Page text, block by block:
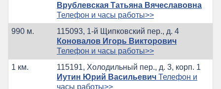
Врублевская Татьяна Вячеславовна
Телефон и часы работы>>
990 м.
115093, 1-й Щипковский пер., д. 4
Коновалов Игорь Викторович
Телефон и часы работы>>
1 км.
115191, Холодильный пер., д. 3, корп. 1
Иутин Юрий Васильевич Телефон и
часы работы>>